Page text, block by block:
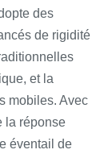
des
de rigidité
et la
mobiles. Avec
la réponse
éventail de